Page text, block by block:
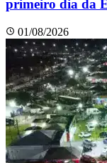
primeiro dia da
01/08/2026